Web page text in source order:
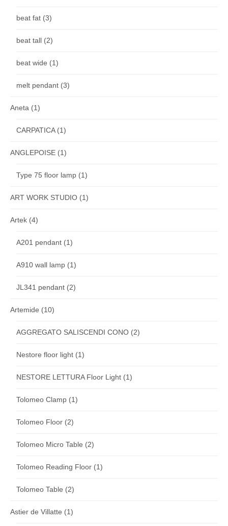
beat fat (3)
beat tall (2)
beat wide (1)
melt pendant (3)
Aneta (1)
CARPATICA(1)
ANGLEPOISE (1)
Type 75 floor lamp (1)
ART WORK STUDIO (1)
Artek (4)
A201 pendant (1)
A910 wall lamp (1)
JL341 pendant (2)
Artemide (10)
AGGREGATO SALISCENDI CONO (2)
Nestore floor light (1)
NESTORE LETTURA Floor Light (1)
Tolomeo Clamp (1)
Tolomeo Floor (2)
Tolomeo Micro Table (2)
Tolomeo Reading Floor (1)
Tolomeo Table (2)
Astier de Villatte (1)